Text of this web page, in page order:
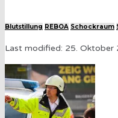
Blutstillung REBOA Schockraum
Last modified: 25. Oktober